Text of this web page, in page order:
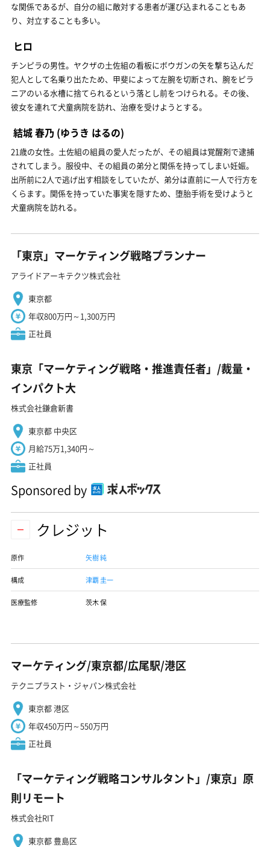
な関係であるが、自分の組に敵対する患者が運び込まれることもあ
り、対立することも多い。
ヒロ
チンピラの男性。ヤクザの土佐組の看板にボウガンの矢を撃ち込んだ
犯人として名乗り出たため、甲斐によって左腕を切断され、腕をピラ
ニアのいる水槽に捨てられるという落とし前をつけられる。その後、
彼女を連れて犬童病院を訪れ、治療を受けようとする。
結城 春乃 (ゆうき はるの)
21歳の女性。土佐組の組員の愛人だったが、その組員は覚醒剤で逮捕
されてしまう。服役中、その組員の弟分と関係を持ってしまい妊娠。
出所前に2人で逃げ出す相談をしていたが、弟分は直前に一人で行方を
くらます。関係を持っていた事実を隠すため、堕胎手術を受けようと
犬童病院を訪れる。
「東京」マーケティング戦略プランナー
アライドアーキテクツ株式会社
東京都
年収800万円～1,300万円
正社員
東京「マーケティング戦略・推進責任者」/裁量・
インパクト大
株式会社鎌倉新書
東京都 中央区
月給75万1,340円～
正社員
Sponsored by
クレジット
原作 矢樹 純
構成 津覇 圭一
医療監修 茨木 保
マーケティング/東京都/広尾駅/港区
テクニプラスト・ジャパン株式会社
東京都 港区
年収450万円～550万円
正社員
「マーケティング戦略コンサルタント」/東京」原
則リモート
株式会社RIT
東京都 豊島区